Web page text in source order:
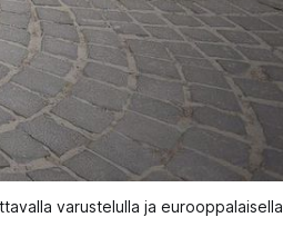
varustelulla ja eurooppalaisella